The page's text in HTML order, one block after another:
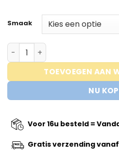
Smaak
Oxyshred Non Stim –
TOEVOEGEN AAN
NU
Voor 16u besteld =
Gratis verzending